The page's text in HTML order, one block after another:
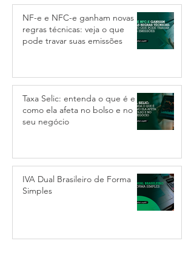
NF-e e NFC-e ganham novas
regras técnicas: veja o que
pode travar suas emissões
Taxa Selic: entenda o que é e
como ela afeta no bolso e no
seu negócio
IVA Dual Brasileiro de Forma
Simples